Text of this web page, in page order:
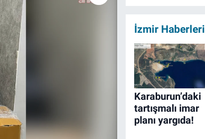
İzmir Haberleri
Karaburun’daki
tartışmalı imar
planı yargıda!